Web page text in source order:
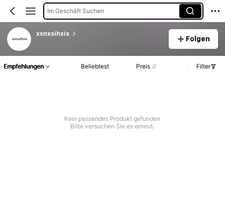
Im Geschäft Suchen
xsnxsihxis
Folgen
Empfehlungen Beliebtest Preis Filter
Kein passendes Produkt gefunden
Bitte versuchen Sie es erneut.